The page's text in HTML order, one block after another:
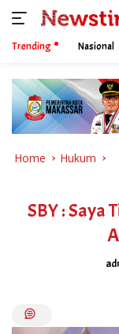
content
Trending Nasional
Home Hukum
SBY : Saya